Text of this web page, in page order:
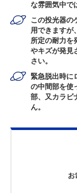
な雰囲気中で
この投光器の
用できますが
所定の耐力を
やキズが発見
さい。
緊急脱出時に
の中間部を使
部、又カラビ
ん。